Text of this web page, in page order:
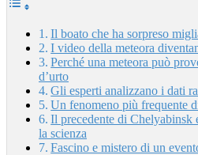
Il boato che ha sorpreso
I video della meteora
Perché una meteora può
d’urto
Gli esperti analizzano i dati
Un fenomeno più frequente
Il precedente di Chelyabinsk
la scienza
Fascino e mistero di un